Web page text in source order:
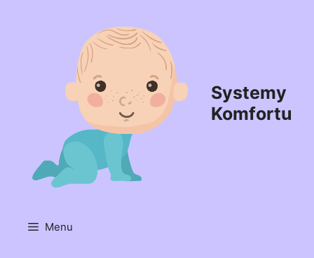
Systemy
Komfortu
Menu